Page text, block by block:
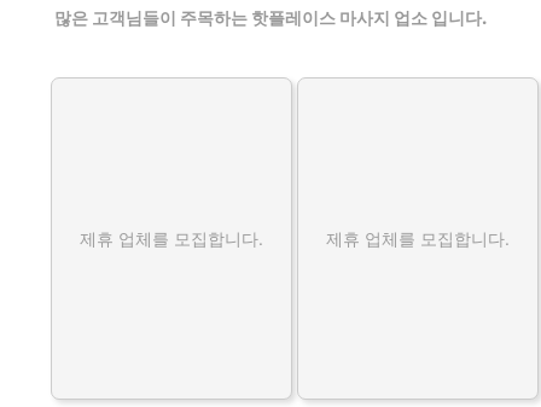
많은 고객님들이 주목하는 핫플레이스 마사지 업소 입니다.
제휴 업체를 모집합니다. 제휴 업체를 모집합니다.